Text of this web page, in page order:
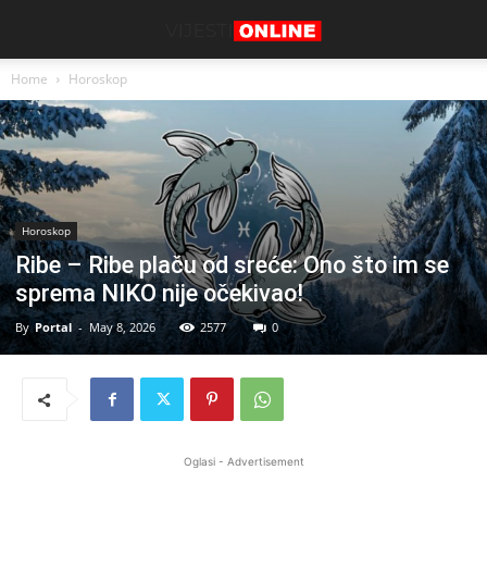
Home Horoskop
Horoskop
Ribe – Ribe plaču od sreće: Ono što im se
sprema NIKO nije očekivao!
By Portal - May 8, 2026 2577 0
Oglasi - Advertisement